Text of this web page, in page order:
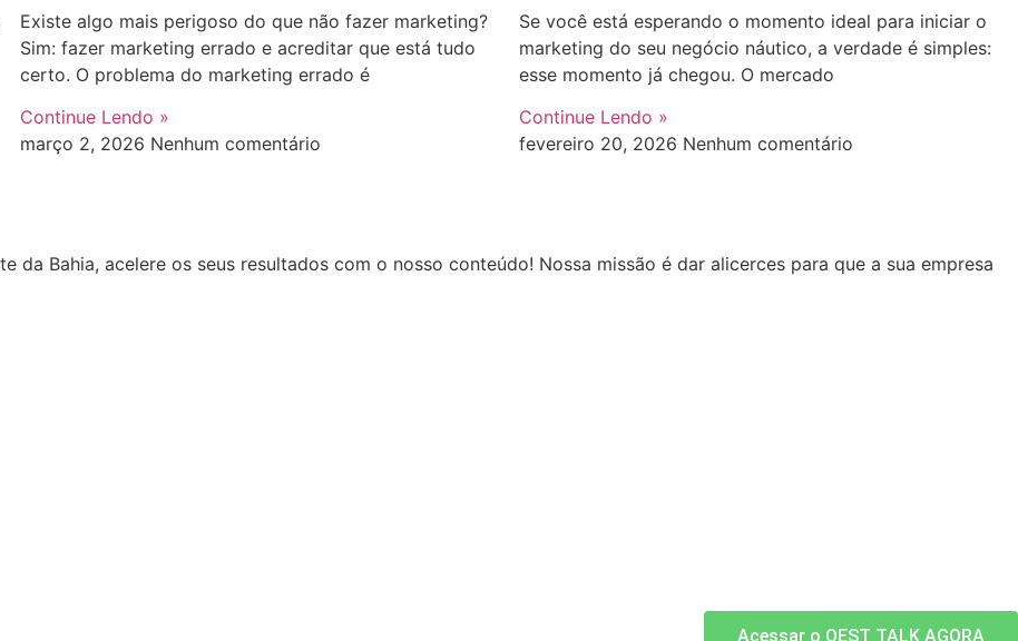
Existe algo mais perigoso do que não fazer marketing?
Sim: fazer marketing errado e acreditar que está tudo
certo. O problema do marketing errado é
Continue Lendo »
março 2, 2026 Nenhum comentário
Se você está esperando o momento ideal para iniciar o
marketing do seu negócio náutico, a verdade é simples:
esse momento já chegou. O mercado
Continue Lendo »
fevereiro 20, 2026 Nenhum comentário
da Bahia, acelere os seus resultados com o nosso conteúdo! Nossa missão é dar alicerces para que a sua empresa
Acessar o OEST TALK AGORA